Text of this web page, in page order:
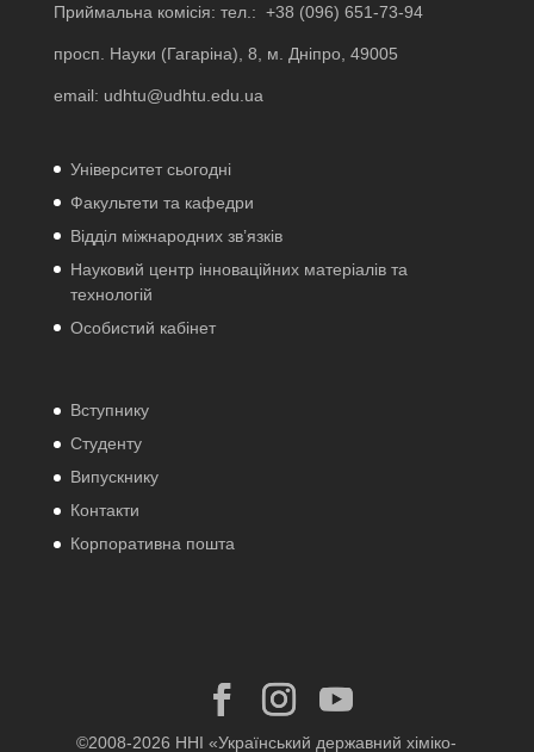
Приймальна комісія: тел.: +38 (096) 651-73-94
просп. Науки (Гагаріна), 8, м. Дніпро, 49005
email: udhtu@udhtu.edu.ua
Університет сьогодні
Факультети та кафедри
Відділ міжнародних зв’язків
Науковий центр інноваційних матеріалів та
технологій
Особистий кабінет
Вступнику
Студенту
Випускнику
Контакти
Корпоративна пошта
©2008-2026 ННІ «Український державний хіміко-